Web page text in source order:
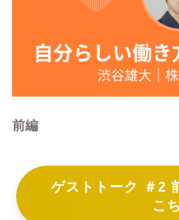
前編
ゲストトーク ＃2
こ